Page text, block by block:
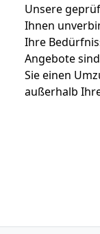
Unsere
Ihnen
Ihre
Angebote
Sie einen
außerhalb